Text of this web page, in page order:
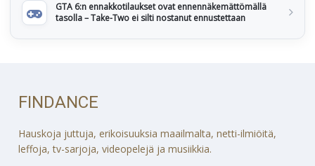
GTA 6:n ennakkotilaukset ovat ennennäkemättömällä
tasolla – Take-Two ei silti nostanut ennustettaan
FINDANCE
Hauskoja juttuja, erikoisuuksia maailmalta, netti-ilmiöitä,
leffoja, tv-sarjoja, videopelejä ja musiikkia.